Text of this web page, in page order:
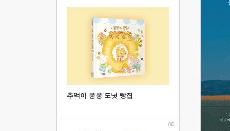
추억이 퐁퐁 도넛 빵집